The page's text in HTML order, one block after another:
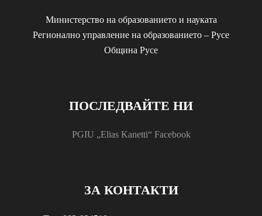
Министерство на образованието и науката
Регионално управление на образованието – Русе
Община Русе
ПОСЛЕДВАЙТЕ НИ
PGIU „Elias Kanetti“ Facebook
ЗА КОНТАКТИ